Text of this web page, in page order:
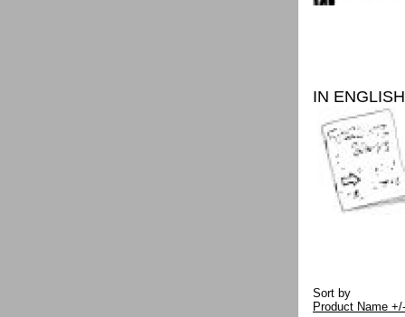
IN ENGLISH
Sort by
Product Name +/-